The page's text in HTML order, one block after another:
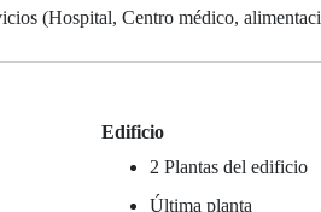
(Hospital, Centro médico,
Edificio
2 Plantas del edificio
Última planta